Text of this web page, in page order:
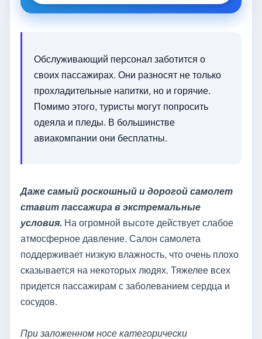
Обслуживающий персонал заботится о
своих пассажирах. Они разносят не только
прохладительные напитки, но и горячие.
Помимо этого, туристы могут попросить
одеяла и пледы. В большинстве
авиакомпании они бесплатны.
Даже самый роскошный и дорогой самолет
ставит пассажира в экстремальные
условия. На огромной высоте действует слабое
атмосферное давление. Салон самолета
поддерживает низкую влажность, что очень плохо
сказывается на некоторых людях. Тяжелее всех
придется пассажирам с заболеванием сердца и
сосудов.
При заложенном носе категорически